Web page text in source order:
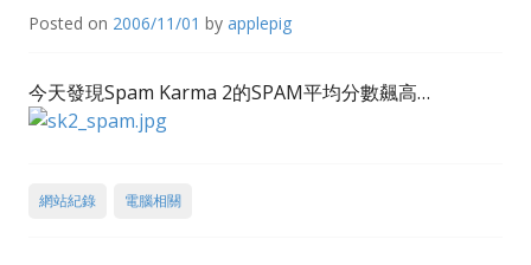
Posted on 2006/11/01 by applepig
今天發現Spam Karma 2的SPAM平均分數飆高…
網站紀錄 電腦相關